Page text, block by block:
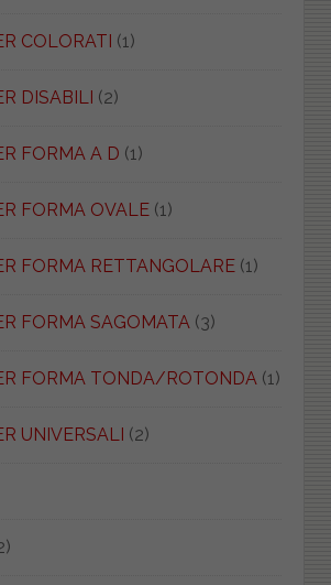
COLORATI (1)
DISABILI (2)
FORMA A D (1)
FORMA OVALE(1)
FORMA RETTANGOLARE(1)
FORMA SAGOMATA(3)
FORMA TONDA/ROTONDA(1)
UNIVERSALI (2)